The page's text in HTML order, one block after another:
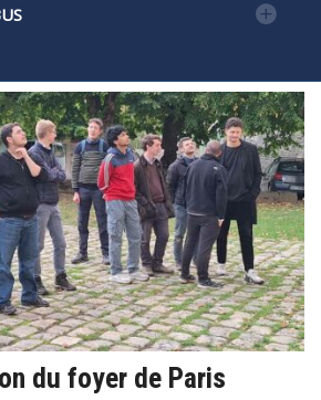
du foyer de Paris